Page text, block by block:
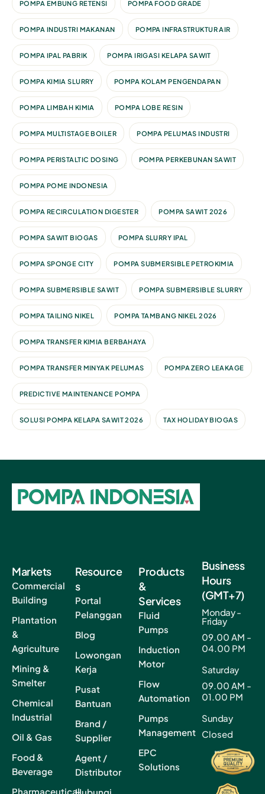
POMPA EMBUNG RETENSI POMPA FOOD GRADE
POMPA INDUSTRI MAKANAN POMPA INFRASTRUKTUR AIR
POMPA IPAL PABRIK POMPA IRIGASI KELAPA SAWIT
POMPA KIMIA SLURRY POMPA KOLAM PENGENDAPAN
POMPA LIMBAH KIMIA POMPA LOBE RESIN
POMPA MULTISTAGE BOILER POMPA PELUMAS INDUSTRI
POMPA PERISTALTIC DOSING POMPA PERKEBUNAN SAWIT
POMPA POME INDONESIA
POMPA RECIRCULATION DIGESTER POMPA SAWIT 2026
POMPA SAWIT BIOGAS POMPA SLURRY IPAL
POMPA SPONGE CITY POMPA SUBMERSIBLE PETROKIMIA
POMPA SUBMERSIBLE SAWIT POMPA SUBMERSIBLE SLURRY
POMPA TAILING NIKEL POMPA TAMBANG NIKEL 2026
POMPA TRANSFER KIMIA BERBAHAYA
POMPA TRANSFER MINYAK PELUMAS POMPA ZERO LEAKAGE
PREDICTIVE MAINTENANCE POMPA
SOLUSI POMPA KELAPA SAWIT 2026 TAX HOLIDAY BIOGAS
Markets
Commercial
Building
Plantation
&
Agriculture
Mining &
Smelter
Chemical
Industrial
Oil & Gas
Food &
Beverage
Pharmaceutical
Resource
s
Portal
Pelanggan
Blog
Lowongan
Kerja
Pusat
Bantuan
Brand /
Supplier
Agent /
Distributor
Products
&
Services
Fluid
Pumps
Induction
Motor
Flow
Automation
Pumps
Management
EPC
Solutions
Business
Hours
(GMT+7)
Monday -
Friday
09.00 AM -
04.00 PM
Saturday
09.00 AM -
01.00 PM
Sunday
Closed